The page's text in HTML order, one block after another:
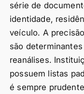
série de
identidade,
veículo. A
são
reanálises.
possuem listas
é sempre